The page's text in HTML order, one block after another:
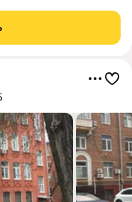
комфорт и удобство!